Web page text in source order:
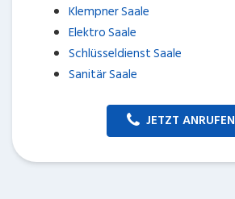
Klempner Saale
Elektro Saale
Schlüsseldienst Saale
Sanitär Saale
JETZT ANRUFEN